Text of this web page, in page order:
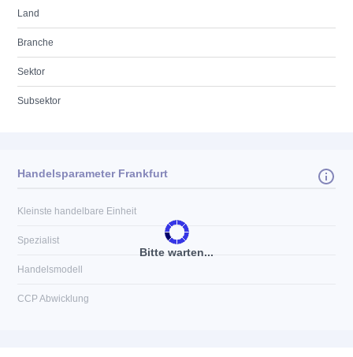
Land
Branche
Sektor
Subsektor
Bitte warten...
Handelsparameter Frankfurt
Kleinste handelbare Einheit
Spezialist
Handelsmodell
CCP Abwicklung